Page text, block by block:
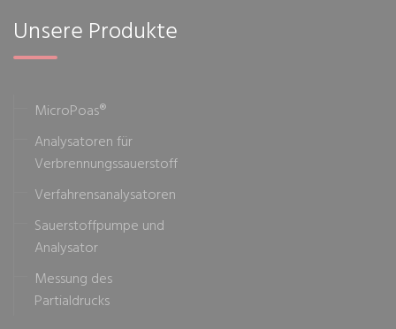
Unsere Produkte
MicroPoas®
Analysatoren für
Verbrennungssauerstoff
Verfahrensanalysatoren
Sauerstoffpumpe und
Analysator
Messung des
Partialdrucks